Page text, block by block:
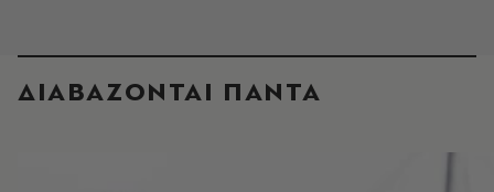
ΔΙΑΒΑΖΟΝΤΑΙ ΠΑΝΤΑ